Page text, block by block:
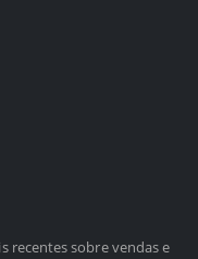
recentes sobre vendas e